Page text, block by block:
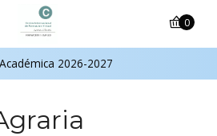
2026-2027
0